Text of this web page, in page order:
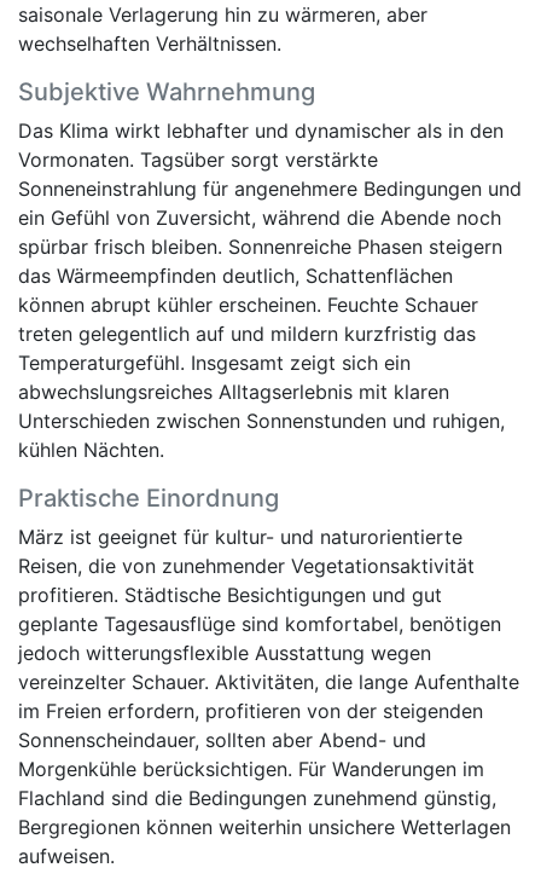
saisonale Verlagerung hin zu wärmeren, aber
wechselhaften Verhältnissen.
Subjektive Wahrnehmung
Das Klima wirkt lebhafter und dynamischer als in den
Vormonaten. Tagsüber sorgt verstärkte
Sonneneinstrahlung für angenehmere Bedingungen und
ein Gefühl von Zuversicht, während die Abende noch
spürbar frisch bleiben. Sonnenreiche Phasen steigern
das Wärmeempfinden deutlich, Schattenflächen
können abrupt kühler erscheinen. Feuchte Schauer
treten gelegentlich auf und mildern kurzfristig das
Temperaturgefühl. Insgesamt zeigt sich ein
abwechslungsreiches Alltagserlebnis mit klaren
Unterschieden zwischen Sonnenstunden und ruhigen,
kühlen Nächten.
Praktische Einordnung
März ist geeignet für kultur- und naturorientierte
Reisen, die von zunehmender Vegetationsaktivität
profitieren. Städtische Besichtigungen und gut
geplante Tagesausflüge sind komfortabel, benötigen
jedoch witterungsflexible Ausstattung wegen
vereinzelter Schauer. Aktivitäten, die lange Aufenthalte
im Freien erfordern, profitieren von der steigenden
Sonnenscheindauer, sollten aber Abend- und
Morgenkühle berücksichtigen. Für Wanderungen im
Flachland sind die Bedingungen zunehmend günstig,
Bergregionen können weiterhin unsichere Wetterlagen
aufweisen.